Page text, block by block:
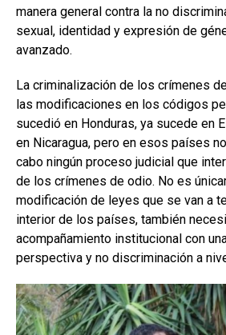
manera general contra la no
sexual, identidad y expresión de
avanzado.
La criminalización de los crímenes
las modificaciones en los códigos
sucedió en Honduras, ya sucede en
en Nicaragua, pero en esos países
cabo ningún proceso judicial que
de los crímenes de odio. No es
modificación de leyes que se van a
interior de los países, también
acompañamiento institucional con
perspectiva y no discriminación a